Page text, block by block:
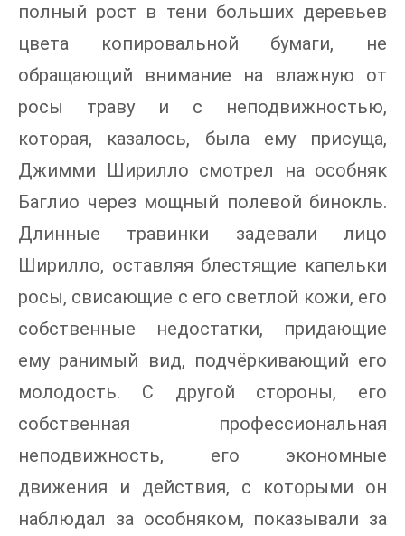
полный рост в тени больших деревьев
цвета копировальной бумаги, не
обращающий внимание на влажную от
росы траву и с неподвижностью,
которая, казалось, была ему присуща,
Джимми Ширилло смотрел на особняк
Баглио через мощный полевой бинокль.
Длинные травинки задевали лицо
Ширилло, оставляя блестящие капельки
росы, свисающие с его светлой кожи, его
собственные недостатки, придающие
ему ранимый вид, подчёркивающий его
молодость. С другой стороны, его
собственная профессиональная
неподвижность, его экономные
движения и действия, с которыми он
наблюдал за особняком, показывали за